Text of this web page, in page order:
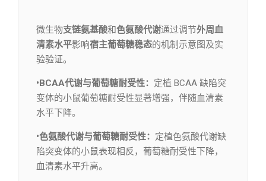
微生物支链氨基酸和色氨酸代谢通过调节外周血
清素水平影响宿主葡萄糖稳态的机制示意图及实
验验证。
•BCAA代谢与葡萄糖耐受性： 定植 BCAA 缺陷突
变体的小鼠葡萄糖耐受性显著增强，伴随血清素
水平下降。
•色氨酸代谢与葡萄糖耐受性： 定植色氨酸代谢缺
陷突变体的小鼠表现相反，葡萄糖耐受性下降，
血清素水平升高。